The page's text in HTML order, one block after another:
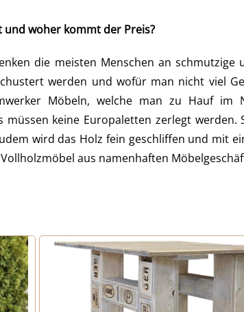
woher kommt der Preis?
die meisten Menschen an
werden und wofür man nicht viel
Möbeln, welche man zu Hauf
müssen keine Europaletten zerlegt
wird das Holz fein geschliffen und mit
aus namenhaften